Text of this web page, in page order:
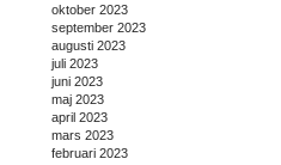
oktober 2023
september 2023
augusti 2023
juli 2023
juni 2023
maj 2023
april 2023
mars 2023
februari 2023